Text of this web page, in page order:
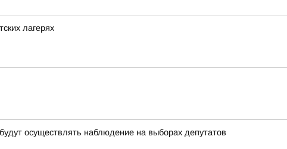
лагерях
осуществлять наблюдение на выборах депутатов